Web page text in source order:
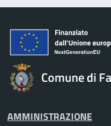
Comune di
AMMINISTRAZIONE